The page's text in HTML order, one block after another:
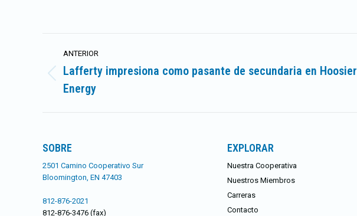
Navegación
entre
publicaciones
ANTERIOR
Publicación
anterior:
Lafferty impresiona como pasante de secundaria en Hoosier
Energy
SOBRE
2501 Camino Cooperativo Sur
Bloomington, EN 47403
812-876-2021
812-876-3476 (fax)
EXPLORAR
Nuestra Cooperativa
Nuestros Miembros
Carreras
Contacto